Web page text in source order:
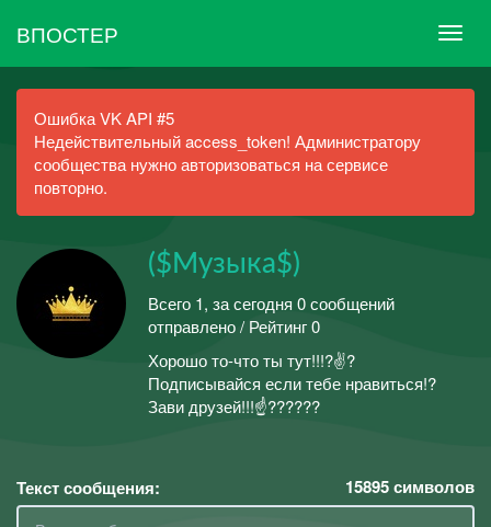
ВПОСТЕР
Ошибка VK API #5
Недействительный access_token! Администратору
сообщества нужно авторизоваться на сервисе
повторно.
($Музыка$)
Всего 1, за сегодня 0 сообщений
отправлено / Рейтинг 0
Хорошо то-что ты тут!!!?✌?
Подписывайся если тебе нравиться!?
Зави друзей!!!☝??????
Текст сообщения: 15895символов